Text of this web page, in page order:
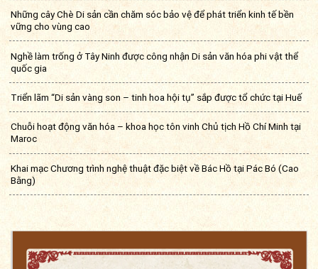
Những cây Chè Di sản cần chăm sóc bảo vệ để phát triển kinh tế bền
vững cho vùng cao
Nghề làm trống ở Tây Ninh được công nhận Di sản văn hóa phi vật thể
quốc gia
Triển lãm “Di sản vàng son – tinh hoa hội tụ” sắp được tổ chức tại Huế
Chuỗi hoạt động văn hóa – khoa học tôn vinh Chủ tịch Hồ Chí Minh tại
Maroc
Khai mạc Chương trình nghệ thuật đặc biệt về Bác Hồ tại Pác Bó (Cao
Bằng)